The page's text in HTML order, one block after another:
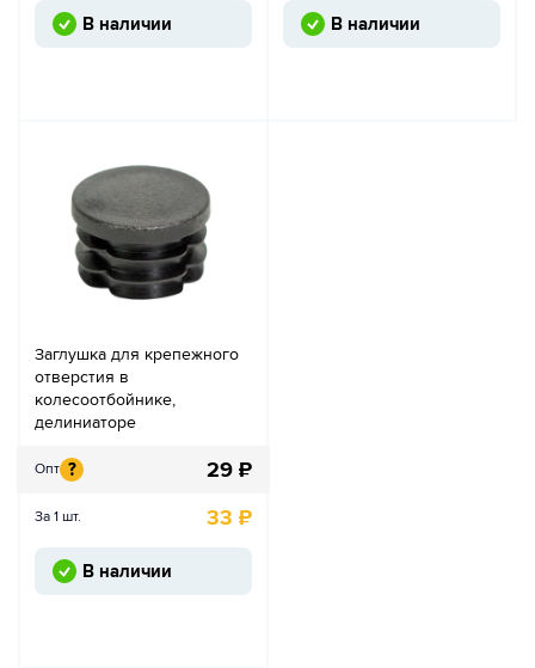
В наличии В наличии
Заглушка для крепежного
отверстия в
колесоотбойнике,
делиниаторе
Опт ? 29 ₽
За 1 шт. 33 ₽
В наличии